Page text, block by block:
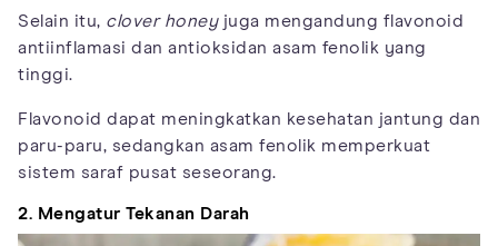
Selain itu, clover honeyjuga mengandung flavonoid
antiinflamasi dan antioksidan asam fenolik yang
tinggi.
Flavonoid dapat meningkatkan kesehatan jantung dan
paru-paru, sedangkan asam fenolik memperkuat
sistem saraf pusat seseorang.
2. Mengatur Tekanan Darah